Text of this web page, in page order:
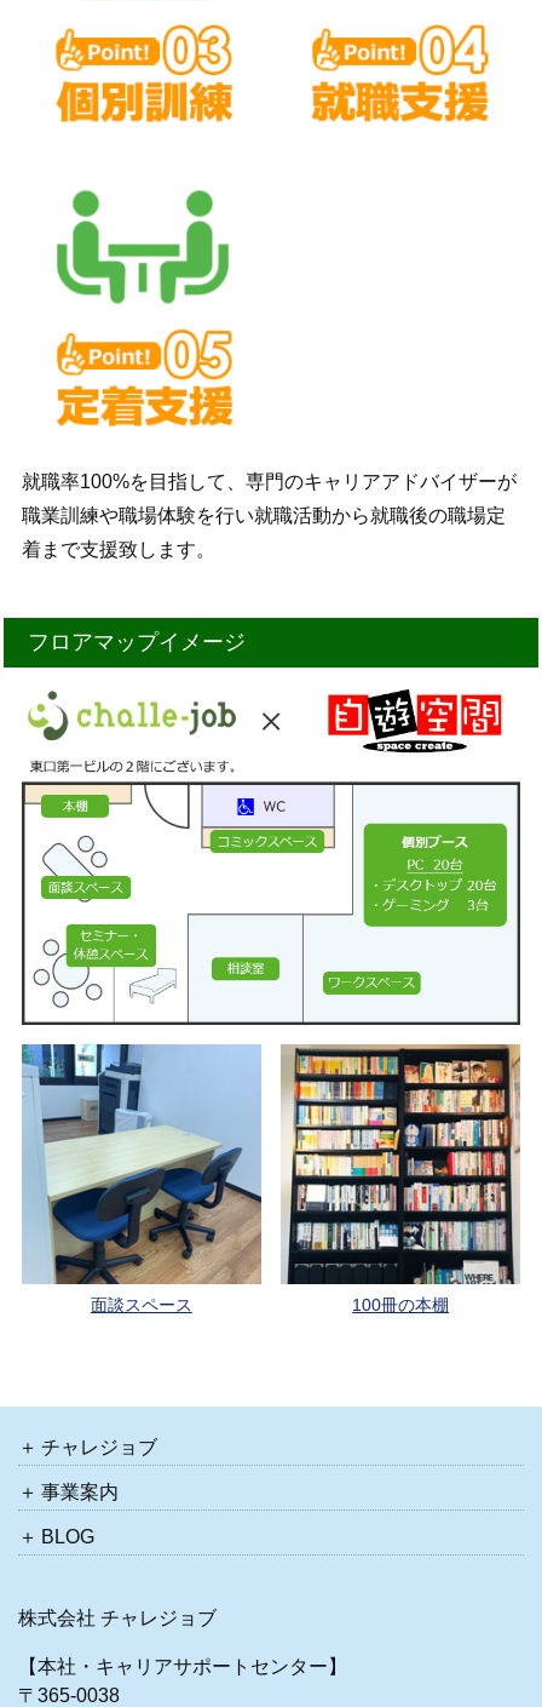
就職率100%を目指して、専門のキャリアアドバイザーが
職業訓練や職場体験を行い就職活動から就職後の職場定
着まで支援致します。
フロアマップイメージ
面談スペース 100冊の本棚
チャレジョブ
事業案内
BLOG
株式会社 チャレジョブ
【本社・キャリアサポートセンター】
〒365-0038